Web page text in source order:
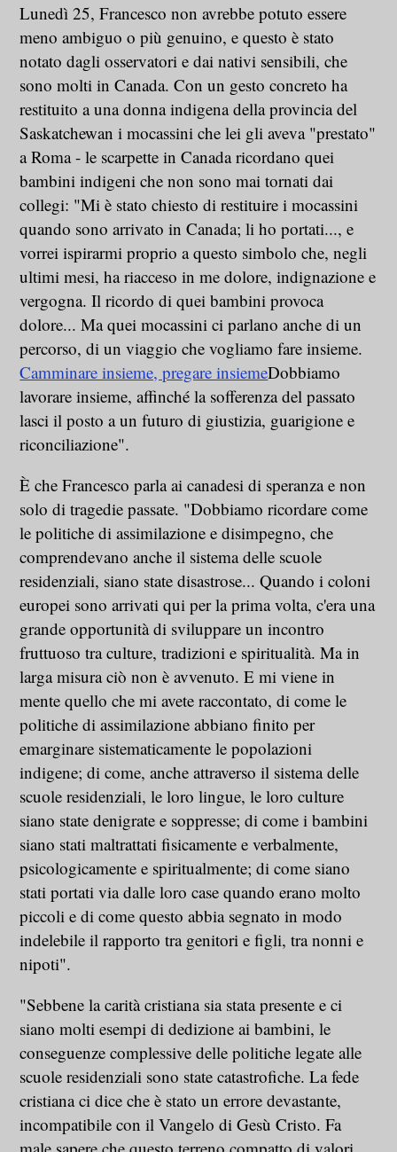
Lunedì 25, Francesco non avrebbe potuto essere
meno ambiguo o più genuino, e questo è stato
notato dagli osservatori e dai nativi sensibili, che
sono molti in Canada. Con un gesto concreto ha
restituito a una donna indigena della provincia del
Saskatchewan i mocassini che lei gli aveva "prestato"
a Roma - le scarpette in Canada ricordano quei
bambini indigeni che non sono mai tornati dai
collegi: "Mi è stato chiesto di restituire i mocassini
quando sono arrivato in Canada; li ho portati..., e
vorrei ispirarmi proprio a questo simbolo che, negli
ultimi mesi, ha riacceso in me dolore, indignazione e
vergogna. Il ricordo di quei bambini provoca
dolore... Ma quei mocassini ci parlano anche di un
percorso, di un viaggio che vogliamo fare insieme.
Camminare insieme, pregare insiemeDobbiamo
lavorare insieme, affinché la sofferenza del passato
lasci il posto a un futuro di giustizia, guarigione e
riconciliazione".
È che Francesco parla ai canadesi di speranza e non
solo di tragedie passate. "Dobbiamo ricordare come
le politiche di assimilazione e disimpegno, che
comprendevano anche il sistema delle scuole
residenziali, siano state disastrose... Quando i coloni
europei sono arrivati qui per la prima volta, c'era una
grande opportunità di sviluppare un incontro
fruttuoso tra culture, tradizioni e spiritualità. Ma in
larga misura ciò non è avvenuto. E mi viene in
mente quello che mi avete raccontato, di come le
politiche di assimilazione abbiano finito per
emarginare sistematicamente le popolazioni
indigene; di come, anche attraverso il sistema delle
scuole residenziali, le loro lingue, le loro culture
siano state denigrate e soppresse; di come i bambini
siano stati maltrattati fisicamente e verbalmente,
psicologicamente e spiritualmente; di come siano
stati portati via dalle loro case quando erano molto
piccoli e di come questo abbia segnato in modo
indelebile il rapporto tra genitori e figli, tra nonni e
nipoti".
"Sebbene la carità cristiana sia stata presente e ci
siano molti esempi di dedizione ai bambini, le
conseguenze complessive delle politiche legate alle
scuole residenziali sono state catastrofiche. La fede
cristiana ci dice che è stato un errore devastante,
incompatibile con il Vangelo di Gesù Cristo. Fa